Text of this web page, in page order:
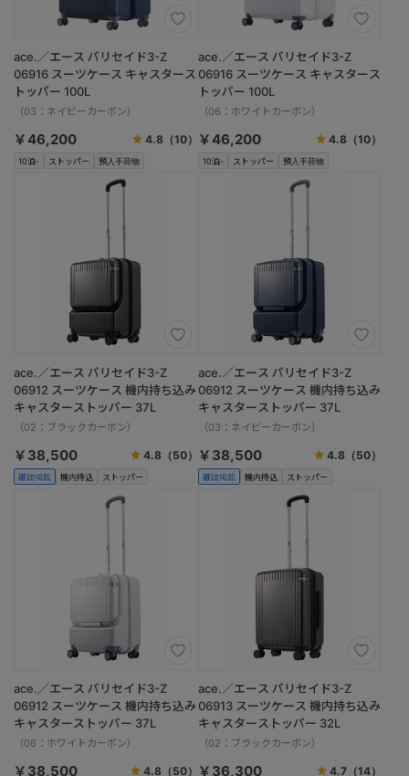
10泊- ストッパー 預入手荷物
ace.／エース パリセイド3-Z
06916 スーツケース キャスタース
トッパー 100L
（03：ネイビーカーボン）
￥46,200 4.8（10）
10泊- ストッパー 預入手荷物
ace.／エース パリセイド3-Z
06916 スーツケース キャスタース
トッパー 100L
（06：ホワイトカーボン）
￥46,200 4.8 （10）
雑誌掲載 機内持込 ストッパー
ace.／エース パリセイド3-Z
06912 スーツケース 機内持ち込み
キャスターストッパー 37L
（02：ブラックカーボン）
￥38,500 4.8（50）
雑誌掲載 機内持込 ストッパー
ace.／エース パリセイド3-Z
06912 スーツケース 機内持ち込み
キャスターストッパー 37L
（03：ネイビーカーボン）
￥38,500 4.8 （50）
ace.／エース パリセイド3-Z
06912 スーツケース 機内持ち込み
キャスターストッパー 37L
（06：ホワイトカーボン）
￥38,500 4.8（50）
ace.／エース パリセイド3-Z
06913 スーツケース 機内持ち込み
キャスターストッパー 32L
（02：ブラックカーボン）
￥36,300 4.7 （14）